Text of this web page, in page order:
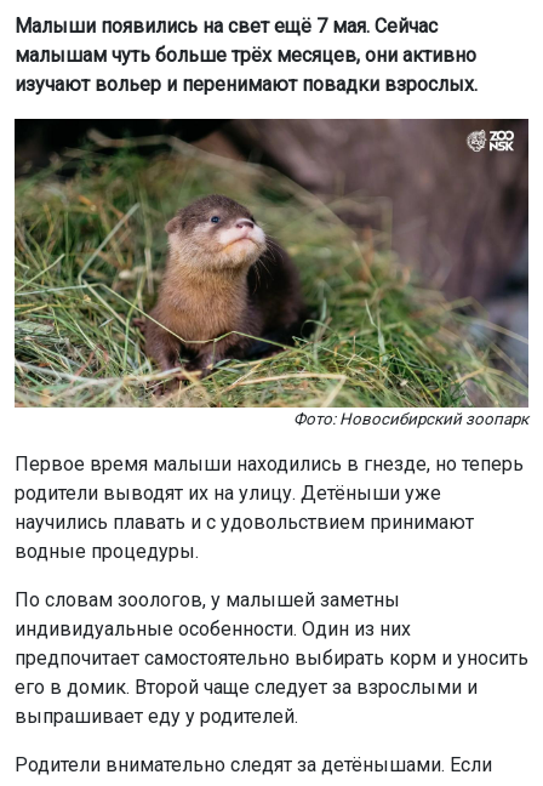
Малыши появились на свет ещё 7 мая. Сейчас
малышам чуть больше трёх месяцев, они активно
изучают вольер и перенимают повадки взрослых.
Фото: Новосибирский зоопарк
Первое время малыши находились в гнезде, но теперь
родители выводят их на улицу. Детёныши уже
научились плавать и с удовольствием принимают
водные процедуры.
По словам зоологов, у малышей заметны
индивидуальные особенности. Один из них
предпочитает самостоятельно выбирать корм и уносить
его в домик. Второй чаще следует за взрослыми и
выпрашивает еду у родителей.
Родители внимательно следят за детёнышами. Если